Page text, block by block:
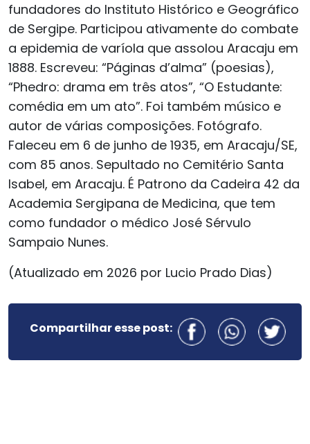
fundadores do Instituto Histórico e Geográfico
de Sergipe. Participou ativamente do combate
a epidemia de varíola que assolou Aracaju em
1888. Escreveu: “Páginas d’alma” (poesias),
“Phedro: drama em três atos”, “O Estudante:
comédia em um ato”. Foi também músico e
autor de várias composições. Fotógrafo.
Faleceu em 6 de junho de 1935, em Aracaju/SE,
com 85 anos. Sepultado no Cemitério Santa
Isabel, em Aracaju. É Patrono da Cadeira 42 da
Academia Sergipana de Medicina, que tem
como fundador o médico José Sérvulo
Sampaio Nunes.
(Atualizado em 2026 por Lucio Prado Dias)
Compartilhar esse post: